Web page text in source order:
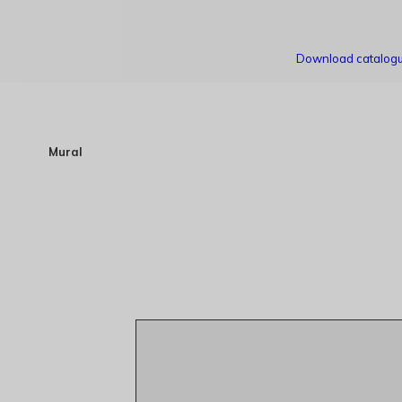
Download
Mural